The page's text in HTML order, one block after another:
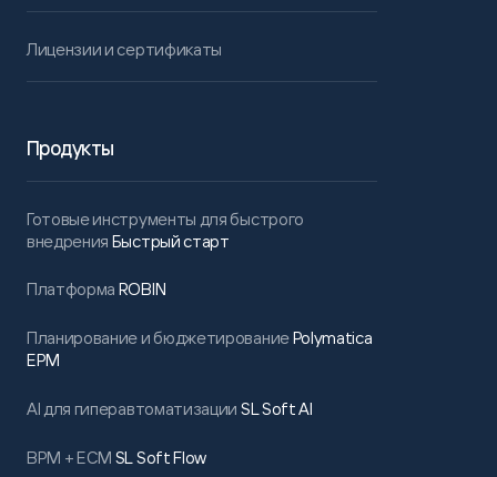
Лицензии и сертификаты
Продукты
Готовые инструменты для быстрого
внедрения Быстрый старт
Платформа ROBIN
Планирование и бюджетированиеPolymatica
EPM
AI для гиперавтоматизации SL Soft AI
BPM + ECM SL Soft Flow